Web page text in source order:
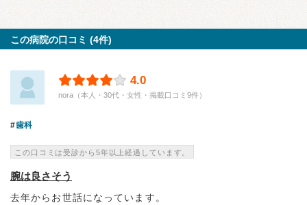
この病院の口コミ (4件)
4.0
nora（本人・30代・女性・掲載口コミ9件）
歯科
この口コミは受診から5年以上経過しています。
腕は良さそう
去年からお世話になっています。